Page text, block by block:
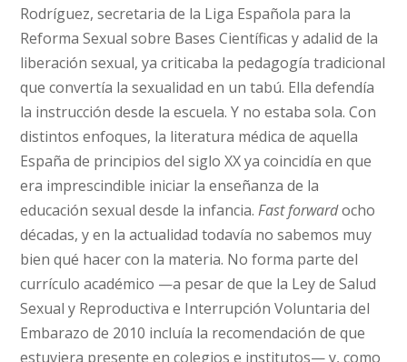
Rodríguez, secretaria de la Liga Española para la
Reforma Sexual sobre Bases Científicas y adalid de la
liberación sexual, ya criticaba la pedagogía tradicional
que convertía la sexualidad en un tabú. Ella defendía
la instrucción desde la escuela. Y no estaba sola. Con
distintos enfoques, la literatura médica de aquella
España de principios del siglo XX ya coincidía en que
era imprescindible iniciar la enseñanza de la
educación sexual desde la infancia.Fast forwardocho
décadas, y en la actualidad todavía no sabemos muy
bien qué hacer con la materia. No forma parte del
currículo académico —a pesar de que la Ley de Salud
Sexual y Reproductiva e Interrupción Voluntaria del
Embarazo de 2010 incluía la recomendación de que
estuviera presente en colegios e institutos— y, como